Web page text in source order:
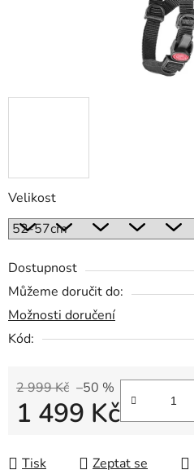
Velikost
Dostupnost
Můžeme doručit do:
Možnosti doručení
Kód:
2 999 Kč –50 %
1 499 Kč
Tisk Zeptat se